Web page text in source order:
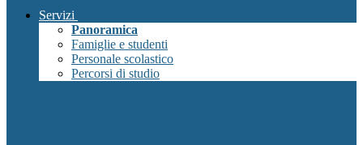
Servizi
Panoramica
Famiglie e studenti
Personale scolastico
Percorsi di studio